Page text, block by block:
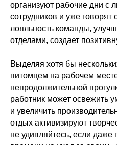
организуют рабочие дни
сотрудников и уже
лояльность команды,
отделами, создает
Выделяя хотя бы
питомцем на рабочем
непродолжительной
работник может освежить
и увеличить
отдых активизируют
не удивляйтесь, если даже